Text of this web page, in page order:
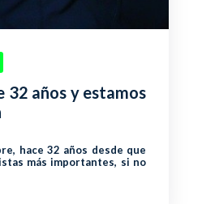
32 años y estamos
hace 32 años desde que
más importantes, si no